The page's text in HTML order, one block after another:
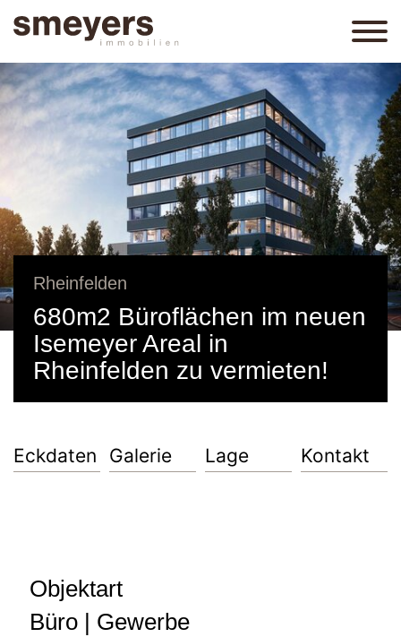
Rheinfelden
680m2 Büroflächen im neuen
Isemeyer Areal in
Rheinfelden zu vermieten!
Eckdaten Galerie Lage Kontakt
Objektart
Büro | Gewerbe